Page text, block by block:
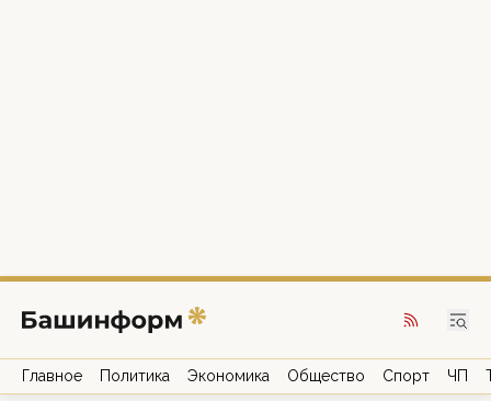
Главное Политика Экономика Общество Спорт ЧП